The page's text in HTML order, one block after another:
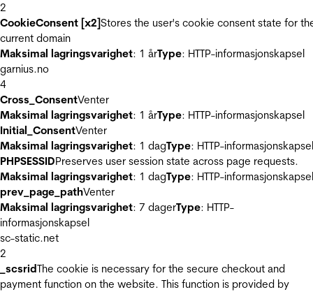
2
CookieConsent [x2]Stores the user's cookie consent state for
current domain
Maksimal lagringsvarighet: 1 årType: HTTP-informasjonskapsel
garnius.no
4
Cross_ConsentVenter
Maksimal lagringsvarighet: 1 årType: HTTP-informasjonskapsel
Initial_ConsentVenter
Maksimal lagringsvarighet: 1 dagType: HTTP-informasjonskapsel
PHPSESSIDPreserves user session state across page requests.
Maksimal lagringsvarighet: 1 dagType: HTTP-informasjonskapsel
prev_page_pathVenter
Maksimal lagringsvarighet: 7 dagerType: HTTP-
informasjonskapsel
sc-static.net
2
_scsridThe cookie is necessary for the secure checkout and
payment function on the website. This function is provided by